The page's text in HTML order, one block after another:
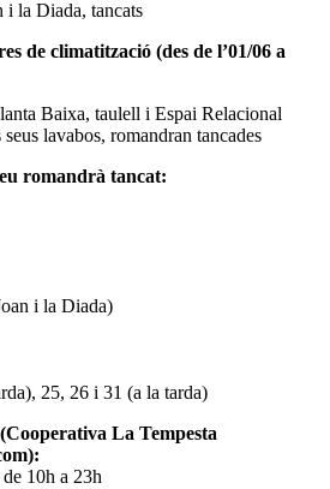
i la Diada, tancats
de climatització (des de l’01/06 a
Baixa, taulell i Espai Relacional
lavabos, romandran tancades
romandrà tancat:
i la Diada)
25, 26 i 31 (a la tarda)
La Tempesta
10h a 23h